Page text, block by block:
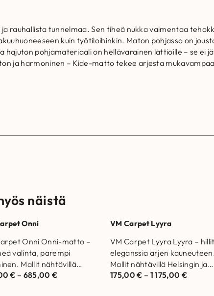
rauhallista tunnelmaa. Sen tiheä nukka vaimentaa
kuin työtiloihinkin. Maton pohjassa on
pohjamateriaali on hellävarainen lattioille – se ei
ja harmoninen – Kide-matto tekee arjesta
näistä
Onni
Onni Onni-matto –
valinta, parempi
Mallit nähtävillä
ja Vantaan
€ – 685,00€
VM Carpet Lyyra
VM Carpet Lyyra Lyyra –
eleganssia arjen
Mallit nähtävillä Helsingin ja
Vantaan myymälöissä.
175,00€ – 1 175,00 €